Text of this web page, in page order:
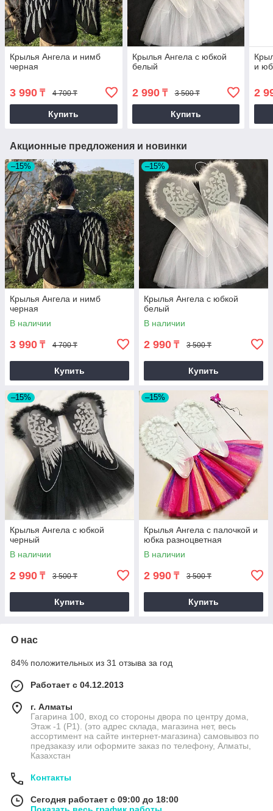
Крылья Ангела и нимб
черная
3 990 ₸ 4 700 ₸
Купить
Крылья Ангела с юбкой
белый
2 990₸ 3 500 ₸
Купить
и
2
Акционные предложения и новинки
–15%
Крылья Ангела и нимб
черная
В наличии
3 990 ₸ 4 700 ₸
Купить
–15%
Крылья Ангела с юбкой
белый
В наличии
2 990 ₸ 3 500 ₸
Купить
–15%
Крылья Ангела с юбкой
черный
В наличии
2 990 ₸ 3 500 ₸
Купить
–15%
Крылья Ангела с палочкой и
юбка разноцветная
В наличии
2 990 ₸ 3 500 ₸
Купить
О нас
84% положительных из 31 отзыва за год
Работает с 04.12.2013
г. Алматы
Гагарина 100, вход со стороны двора по центру дома,
Этаж -1 (P1). (это адрес склада, магазина нет, весь
ассортимент на сайте интернет-магазина) самовывоз по
предзаказу или оформите заказ по телефону, Алматы,
Казахстан
Контакты
Сегодня работает с 09:00 до 18:00